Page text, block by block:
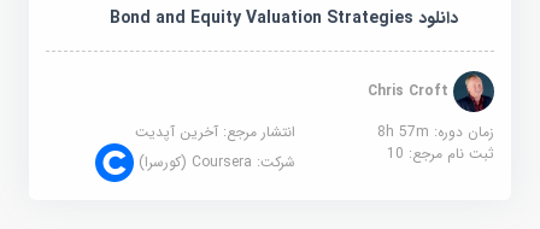
دانلود Bond and Equity Valuation Strategies
Chris Croft
زمان دوره: 8h 57m
انتشار مرجع:آخرین آپدیت
ثبت نام مرجع:10 شرکت:Coursera (کورسرا)